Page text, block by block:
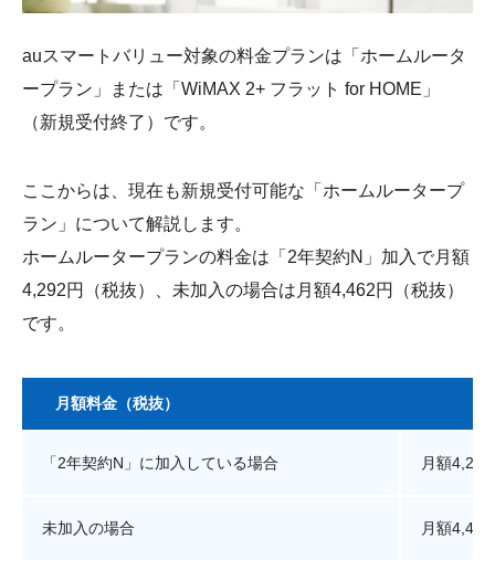
auスマートバリュー対象の料金プランは「ホームルータ
ープラン」または「WiMAX 2+ フラット for HOME」
（新規受付終了）です。
ここからは、現在も新規受付可能な「ホームルータープ
ラン」について解説します。
ホームルータープランの料金は「2年契約N」加入で月額
4,292円（税抜）、未加入の場合は月額4,462円（税抜）
です。
月額料金（税抜）
「2年契約N」に加入している場合 月額4,292
未加入の場合 月額4,462